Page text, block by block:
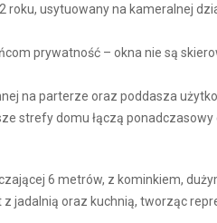
usytuowany na kameralnej
prywatność – okna nie są
na parterze oraz poddasza
strefy domu łączą
6 metrów, z kominkiem,
z jadalnią oraz kuchnią, tworząc